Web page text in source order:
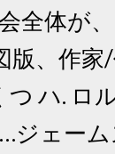
全体が
版、作
ハ. ロ
ジェー